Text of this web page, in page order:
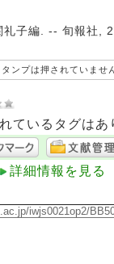
子編. -- 旬報社,
ンプは押されていませ
ているタグはあ
詳細情報を見る